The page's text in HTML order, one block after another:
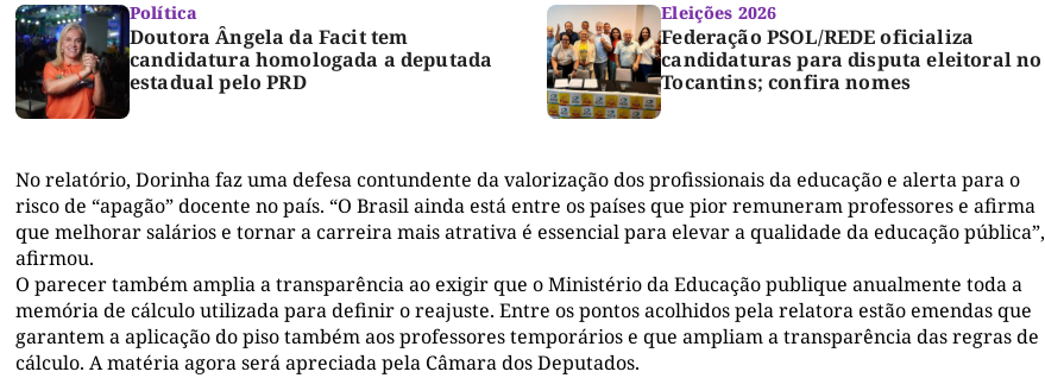
Política
Doutora Ângela da Facit tem
candidatura homologada a deputada
estadual pelo PRD
Eleições 2026
Federação PSOL/REDE oficializa
candidaturas para disputa eleitoral no
Tocantins; confira nomes
No relatório, Dorinha faz uma defesa contundente da valorização dos profissionais da educação e alerta para o
risco de “apagão” docente no país. “O Brasil ainda está entre os países que pior remuneram professores e afirma
que melhorar salários e tornar a carreira mais atrativa é essencial para elevar a qualidade da educação pública”,
afirmou.
O parecer também amplia a transparência ao exigir que o Ministério da Educação publique anualmente toda a
memória de cálculo utilizada para definir o reajuste. Entre os pontos acolhidos pela relatora estão emendas que
garantem a aplicação do piso também aos professores temporários e que ampliam a transparência das regras de
cálculo. A matéria agora será apreciada pela Câmara dos Deputados.